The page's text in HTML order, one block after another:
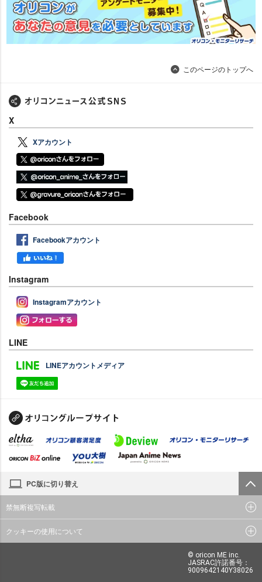
このページのトップへ
X
Xアカウント
Facebook
Facebookアカウント
Instagram
Instagramアカウント
LINE
LINEアカウントメディア
PC版に切り替え
禁無断複写転載
クッキーの使用について
© oricon ME inc.
JASRAC許諾番号：
9009642140Y38026